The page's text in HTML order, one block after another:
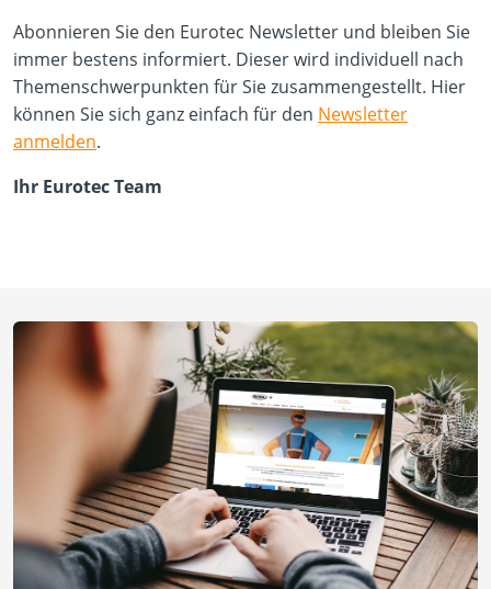
Abonnieren Sie den Eurotec Newsletter und bleiben Sie
immer bestens informiert. Dieser wird individuell nach
Themenschwerpunkten für Sie zusammengestellt. Hier
können Sie sich ganz einfach für den Newsletter
anmelden.
Ihr Eurotec Team